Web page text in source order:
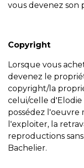
vous devenez son
Copyright
Lorsque vous
devenez le
copyright/la
celui/celle d'Elodie
possédez l'oeuvre
l'exploiter, la
reproductions
Bachelier.